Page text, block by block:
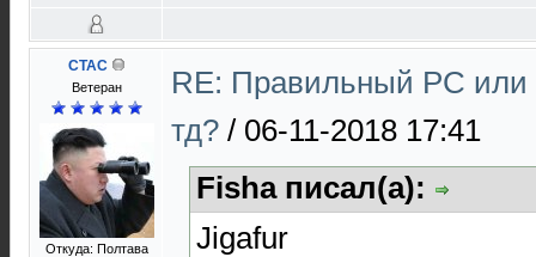
CTAC
Ветеран
Откуда: Полтава
RE: Правильный PC
тд? / 06-11-2018 17:41
Fisha писал(а):
Jigafur